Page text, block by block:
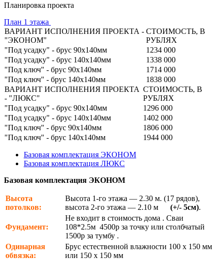
Планировка проекта
План 1 этажа
ВАРИАНТ ИСПОЛНЕНИЯ ПРОЕКТА -
"ЭКОНОМ"
СТОИМОСТЬ, В
РУБЛЯХ
"Под усадку" - брус 90х140мм
1234 000
"Под усадку" - брус 140х140мм
1338 000
"Под ключ" - брус 90х140мм
1714 000
"Под ключ" - брус 140х140мм
1838 000
ВАРИАНТ ИСПОЛНЕНИЯ ПРОЕКТА
- "ЛЮКС"
СТОИМОСТЬ, В
РУБЛЯХ
"Под усадку" - брус 90х140мм
1296 000
"Под усадку" - брус 140х140мм
1402 000
"Под ключ" - брус 90х140мм
1806 000
"Под ключ" - брус 140х140мм
1944 000
Базовая комплектация ЭКОНОМ
Базовая комплектация ЛЮКС
Базовая комплектация ЭКОНОМ
Высота
потолков:
Высота 1-го этажа — 2.30 м. (17 рядов),
высота 2-го этажа — 2.10 м (+/- 5см).
Фундамент:
Не входит в стоимость дома . Сваи
108*2.5м 4500р за точку или столбчатый
1500р за тумбу .
Одинарная
обвязка:
Брус естественной влажности 100 х 150 мм
или 150 х 150 мм